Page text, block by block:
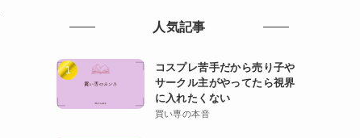
人気記事
コスプレ苦手だから売り子や
サークル主がやってたら視界
に入れたくない
買い専の本音